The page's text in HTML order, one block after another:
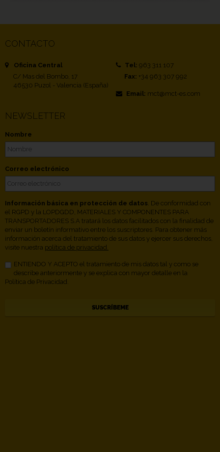
CONTACTO
Oficina Central
C/ Mas del Bombo, 17
46530 Puzol - Valencia (España)
Tel: 963 311 107
Fax: +34 963 307 992
Email: mct@mct-es.com
NEWSLETTER
Nombre
Correo electrónico
Información básica en protección de datos . De conformidad con
el RGPD y la LOPDGDD, MATERIALES Y COMPONENTES PARA
TRANSPORTADORES S.A tratará los datos facilitados con la finalidad de
enviar un boletín informativo entre los suscriptores. Para obtener más
información acerca del tratamiento de sus datos y ejercer sus derechos,
visite nuestra política de privacidad.
ENTIENDO Y ACEPTO el tratamiento de mis datos tal y como se
describe anteriormente y se explica con mayor detalle en la
Política de Privacidad.